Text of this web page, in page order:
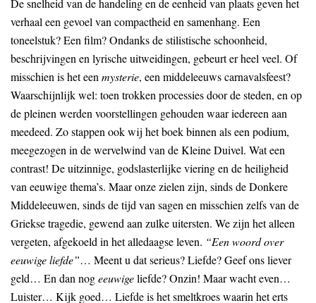
verhaal een gevoel van compactheid en samenhang. Een
toneelstuk? Een film? Ondanks de stilistische schoonheid,
beschrijvingen en lyrische uitweidingen, gebeurt er heel veel. Of
misschien is het een mysterie, een middeleeuws carnavalsfeest?
Waarschijnlijk wel: toen trokken processies door de steden, en op
de pleinen werden voorstellingen gehouden waar iedereen aan
meedeed. Zo stappen ook wij het boek binnen als een podium,
meegezogen in de wervelwind van de Kleine Duivel. Wat een
contrast! De uitzinnige, godslasterlijke viering en de heiligheid
van eeuwige thema’s. Maar onze zielen zijn, sinds de Donkere
Middeleeuwen, sinds de tijd van sagen en misschien zelfs van de
Griekse tragedie, gewend aan zulke uitersten. We zijn het alleen
vergeten, afgekoeld in het alledaagse leven. “Een woord over
eeuwige liefde”… Meent u dat serieus? Liefde? Geef ons liever
geld… En dan nogeeuwigeliefde? Onzin! Maar wacht even…
Luister… Kijk goed… Liefde is het smeltkroes waarin het erts